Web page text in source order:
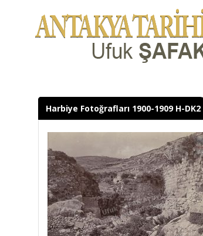
Harbiye Fotoğrafları 1900-1909 H-DK2